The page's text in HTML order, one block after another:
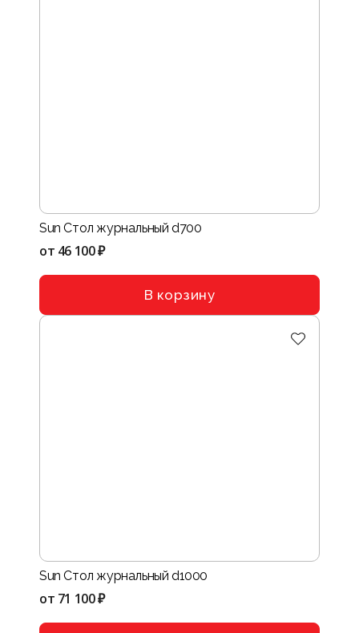
Sun Стол журнальный d700
от 46 100 ₽
В корзину
Sun Стол журнальный d1000
от 71 100 ₽